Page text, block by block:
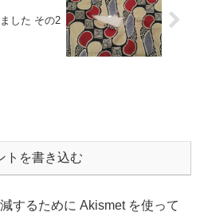
した その2
トを書き込む
するために Akismet を使って